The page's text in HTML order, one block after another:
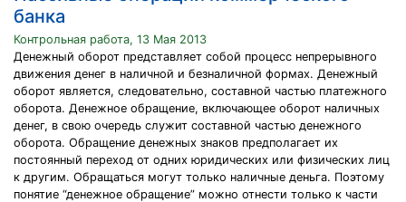
банка
Контрольная работа, 13 Мая 2013
Денежный оборот представляет собой процесс непрерывного
движения денег в наличной и безналичной формах. Денежный
оборот является, следовательно, составной частью платежного
оборота. Денежное обращение, включающее оборот наличных
денег, в свою очередь служит составной частью денежного
оборота. Обращение денежных знаков предполагает их
постоянный переход от одних юридических или физических лиц
к другим. Обращаться могут только наличные деньга. Поэтому
понятие “денежное обращение” можно отнести только к части